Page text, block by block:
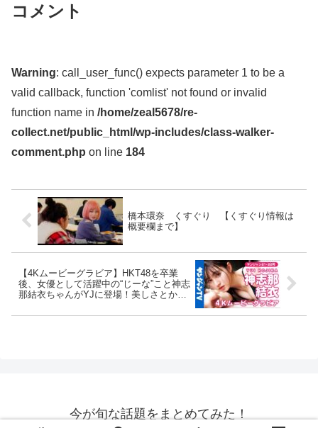
コメント
Warning: call_user_func() expects parameter 1 to be a
valid callback, function 'comlist' not found or invalid
function name in /home/zeal5678/re-
collect.net/public_html/wp-includes/class-walker-
comment.php on line 184
橋本環奈 くすぐり 【くすぐり情報は
概要欄まで】
【4Kムービーグラビア】HKT48を卒業
後、女優として活躍中の“じーな”こと神志
那結衣ちゃんがYJに登場！美しさとか、
な水着撮影に最高画質で没入密着！【メ
今が旬な話題をまとめてみた！